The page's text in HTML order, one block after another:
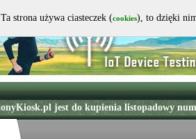
Ta strona używa ciasteczek (cookies), to dzięki